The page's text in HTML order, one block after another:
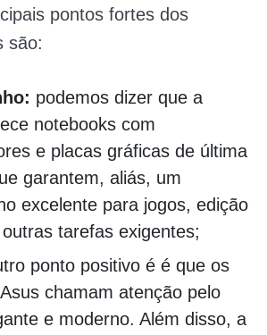
pontos fortes dos
são:
podemos dizer que a
notebooks com
e placas gráficas de última
garantem, aliás, um
excelente para jogos, edição
tarefas exigentes;
ponto positivo é é que os
chamam atenção pelo
e moderno. Além disso, a